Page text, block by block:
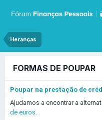
Heranças
FORMAS DE POUPAR
Poupar na prestação de
Ajudamos a encontrar a
de euros.